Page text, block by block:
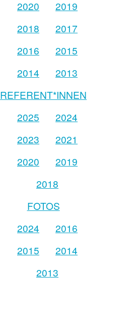
2020
2019
2018
2017
2016
2015
2014
2013
REFERENT*INNEN
2025
2024
2023
2021
2020
2019
2018
FOTOS
2024
2016
2015
2014
2013